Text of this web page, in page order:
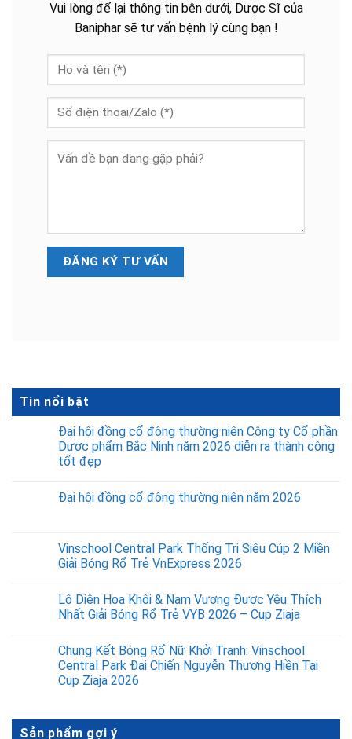
Vui lòng để lại thông tin bên dưới, Dược Sĩ của
Baniphar sẽ tư vấn bệnh lý cùng bạn !
Tin nổi bật
Đại hội đồng cổ đông thường niên Công ty Cổ phần
Dược phẩm Bắc Ninh năm 2026 diễn ra thành công
tốt đẹp
Đại hội đồng cổ đông thường niên năm 2026
Vinschool Central Park Thống Trị Siêu Cúp 2 Miền
Giải Bóng Rổ Trẻ VnExpress 2026
Lộ Diện Hoa Khôi & Nam Vương Được Yêu Thích
Nhất Giải Bóng Rổ Trẻ VYB 2026 – Cup Ziaja
Chung Kết Bóng Rổ Nữ Khởi Tranh: Vinschool
Central Park Đại Chiến Nguyễn Thượng Hiền Tại
Cup Ziaja 2026
Sản phẩm gợi ý